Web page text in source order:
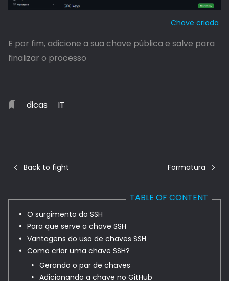
Chave criada
E por fim, adicione a sua chave pública e salve para
finalizar o processo
dicas IT
Back to fight Formatura
TABLE OF CONTENT
O surgimento do SSH
Para que serve a chave SSH
Vantagens do uso de chaves SSH
Como criar uma chave SSH?
Gerando o par de chaves
Adicionando a chave no GitHub